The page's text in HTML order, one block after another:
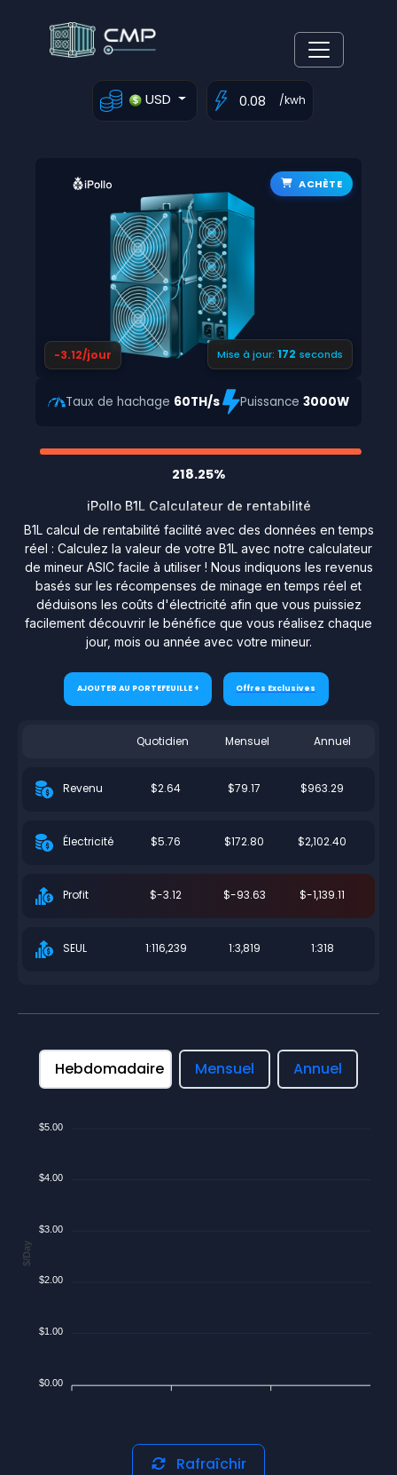
USD /kwh
ACHÈTE
-3.12/jour Mise à jour:171 seconds
Taux de hachage 60TH/s Puissance 3000W
218.25%
iPollo B1L Calculateur de rentabilité
B1L calcul de rentabilité facilité avec des données en temps
réel : Calculez la valeur de votre B1L avec notre calculateur
de mineur ASIC facile à utiliser ! Nous indiquons les revenus
basés sur les récompenses de minage en temps réel et
déduisons les coûts d'électricité afin que vous puissiez
facilement découvrir le bénéfice que vous réalisez chaque
jour, mois ou année avec votre mineur.
AJOUTER AU PORTEFEUILLE + Offres Exclusives
Quotidien Mensuel Annuel
Revenu $2.64 $79.17 $963.29
Électricité $5.76 $172.80 $2,102.40
Profit $-3.12 $-93.63 $-1,139.11
SEUL 1:116,239 1:3,819 1:318
Hebdomadaire Mensuel Annuel
$5.00
$4.00
$3.00
$2.00
$1.00
$0.00
$/Day
Rafraîchir